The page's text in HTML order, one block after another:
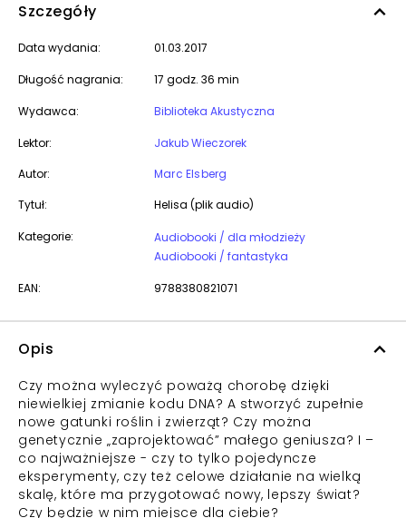
Szczegóły
Data wydania: 01.03.2017
Długość nagrania: 17 godz. 36 min
Wydawca: Biblioteka Akustyczna
Lektor:
Jakub Wieczorek
Autor:
Marc Elsberg
Tytuł:
Helisa (plik audio)
Kategorie:
Audiobooki / dla młodzieży
Audiobooki / fantastyka
EAN: 9788380821071
Opis
Czy można wyleczyć poważą chorobę dzięki
niewielkiej zmianie kodu DNA? A stworzyć zupełnie
nowe gatunki roślin i zwierząt? Czy można
genetycznie „zaprojektować” małego geniusza? I –
co najważniejsze - czy to tylko pojedyncze
eksperymenty, czy też celowe działanie na wielką
skalę, które ma przygotować nowy, lepszy świat?
Czy będzie w nim miejsce dla ciebie?